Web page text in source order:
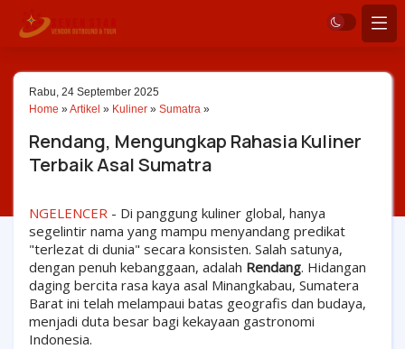
Rabu, 24 September 2025
Home »Artikel » Kuliner » Sumatra »
Rendang, Mengungkap Rahasia Kuliner
Terbaik Asal Sumatra
NGELENCER - Di panggung kuliner global, hanya
segelintir nama yang mampu menyandang predikat
"terlezat di dunia" secara konsisten. Salah satunya,
dengan penuh kebanggaan, adalah Rendang. Hidangan
daging bercita rasa kaya asal Minangkabau, Sumatera
Barat ini telah melampaui batas geografis dan budaya,
menjadi duta besar bagi kekayaan gastronomi
Indonesia.